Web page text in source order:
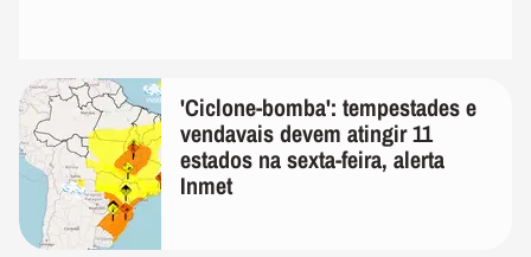
'Ciclone-bomba': tempestades e
vendavais devem atingir 11
estados na sexta-feira, alerta
Inmet